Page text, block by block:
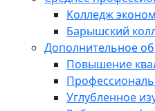
Колледж
Барышский
Дополнительное
Повышение
Углубленное